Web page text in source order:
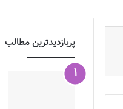
پربازدیدترین مطالب